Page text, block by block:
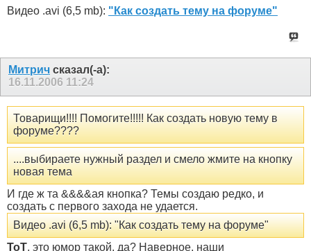
Видео .avi (6,5 mb): "Как создать тему на форуме"
Митрич сказал(-а):
16.11.2006 11:24
Товарищи!!!! Помогите!!!!! Как создать новую тему в
форуме????
....выбираете нужный раздел и смело жмите на кнопку
новая тема
И где ж та &&&&ая кнопка? Темы создаю редко, и
создать с первого захода не удается.
Видео .avi (6,5 mb): "Как создать тему на форуме"
ToT, это юмор такой, да? Наверное, наши